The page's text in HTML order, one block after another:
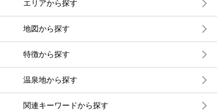
エリアから探す
地図から探す
特徴から探す
温泉地から探す
関連キーワードから探す